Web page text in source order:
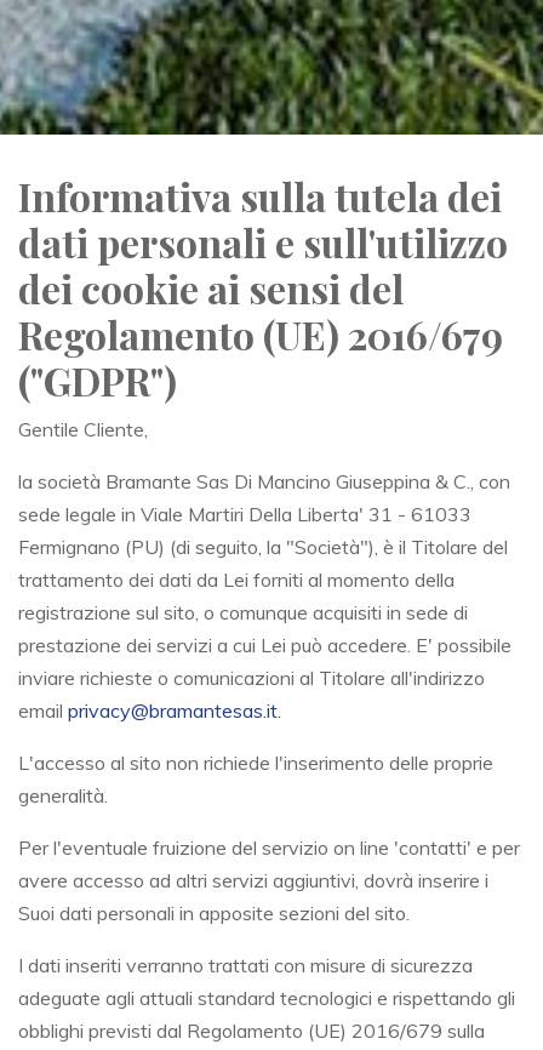
Informativa sulla tutela dei
dati personali e sull'utilizzo
dei cookie ai sensi del
Regolamento (UE) 2016/679
("GDPR")
Gentile Cliente,
la società Bramante Sas Di Mancino Giuseppina & C., con
sede legale in Viale Martiri Della Liberta' 31 - 61033
Fermignano (PU) (di seguito, la "Società"), è il Titolare del
trattamento dei dati da Lei forniti al momento della
registrazione sul sito, o comunque acquisiti in sede di
prestazione dei servizi a cui Lei può accedere. E' possibile
inviare richieste o comunicazioni al Titolare all'indirizzo
email privacy@bramantesas.it.
L'accesso al sito non richiede l'inserimento delle proprie
generalità.
Per l'eventuale fruizione del servizio on line 'contatti' e per
avere accesso ad altri servizi aggiuntivi, dovrà inserire i
Suoi dati personali in apposite sezioni del sito.
I dati inseriti verranno trattati con misure di sicurezza
adeguate agli attuali standard tecnologici e rispettando gli
obblighi previsti dal Regolamento (UE) 2016/679 sulla